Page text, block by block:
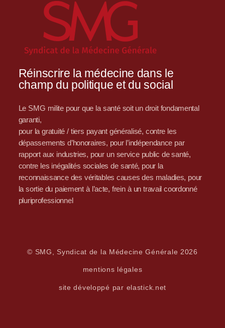
Réinscrire la médecine dans le
champ du politique et du social
Le SMG milite pour que la santé soit un droit fondamental
garanti,
pour la gratuité / tiers payant généralisé, contre les
dépassements d’honoraires, pour l’indépendance par
rapport aux industries, pour un service public de santé,
contre les inégalités sociales de santé, pour la
reconnaissance des véritables causes des maladies, pour
la sortie du paiement à l’acte, frein à un travail coordonné
pluriprofessionnel
© SMG, Syndicat de la Médecine Générale 2026
mentions légales
site développé par elastick.net